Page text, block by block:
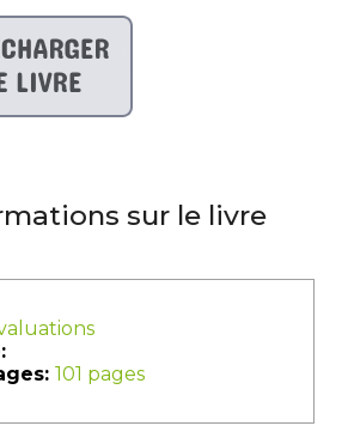
sur le livre
101 pages